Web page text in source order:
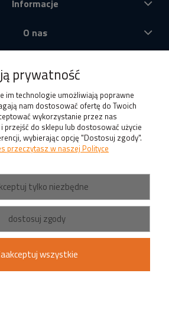
Informacje
O nas
prywatność
im technologie umożliwiają poprawne
nam dostosować ofertę do Twoich
wykorzystanie przez nas
przejść do sklepu lub dostosować użycie
wybierając opcję "Dostosuj zgody".
przeczytasz w naszej Polityce
tylko niezbędne
dostosuj zgody
wszystkie